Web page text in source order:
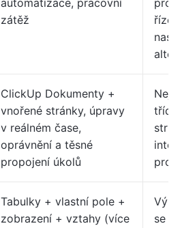
automatizace, pracovní
zátěž
pro
ClickUp Dokumenty +
vnořené stránky, úpravy
v reálném čase,
oprávnění a těsné
propojení úkolů
třídě
Tabulky + vlastní pole +
zobrazení + vztahy (více
se